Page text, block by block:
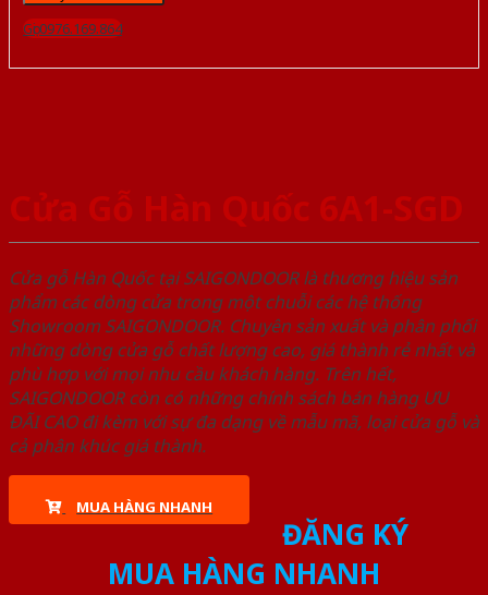
Gọi 0976.169.864
Cửa Gỗ Hàn Quốc 6A1-SGD
Cửa gỗ Hàn Quốc tại SAIGONDOOR là thương hiệu sản
phẩm các dòng cửa trong một chuỗi các hệ thống
Showroom SAIGONDOOR. Chuyên sản xuất và phân phối
những dòng cửa gỗ chất lượng cao, giá thành rẻ nhất và
phù hợp với mọi nhu cầu khách hàng. Trên hết,
SAIGONDOOR còn có những chính sách bán hàng ƯU
ĐÃI CAO đi kèm với sự đa dạng về mẫu mã, loại cửa gỗ và
cả phân khúc giá thành.
MUA HÀNG NHANH
ĐĂNG KÝ
MUA HÀNG NHANH